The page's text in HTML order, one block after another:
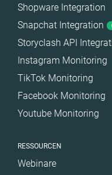
Shopware Integration
Snapchat Integration
Storyclash API
Instagram Monitoring
TikTok Monitoring
Facebook Monitoring
Youtube Monitoring
RESSOURCEN
Webinare